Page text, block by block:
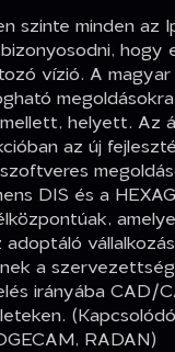
szinte minden az
hogy
vízió. A
helyett. Az
az új
DIS és a
a
irányába CAD/
RADAN)